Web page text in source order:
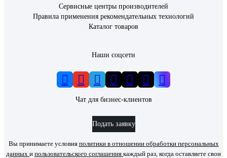
Сервисные центры производителей
Правила применения рекомендательных технологий
Каталог товаров
Наши соцсети
Чат для бизнес-клиентов
Подать заявку
Вы принимаете условия политики в отношении обработки персональных
данных и пользовательского соглашения каждый раз, когда оставляете свои